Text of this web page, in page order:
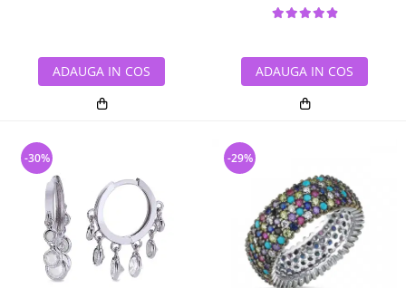
ADAUGA IN COS ADAUGA IN COS
-30% -29%